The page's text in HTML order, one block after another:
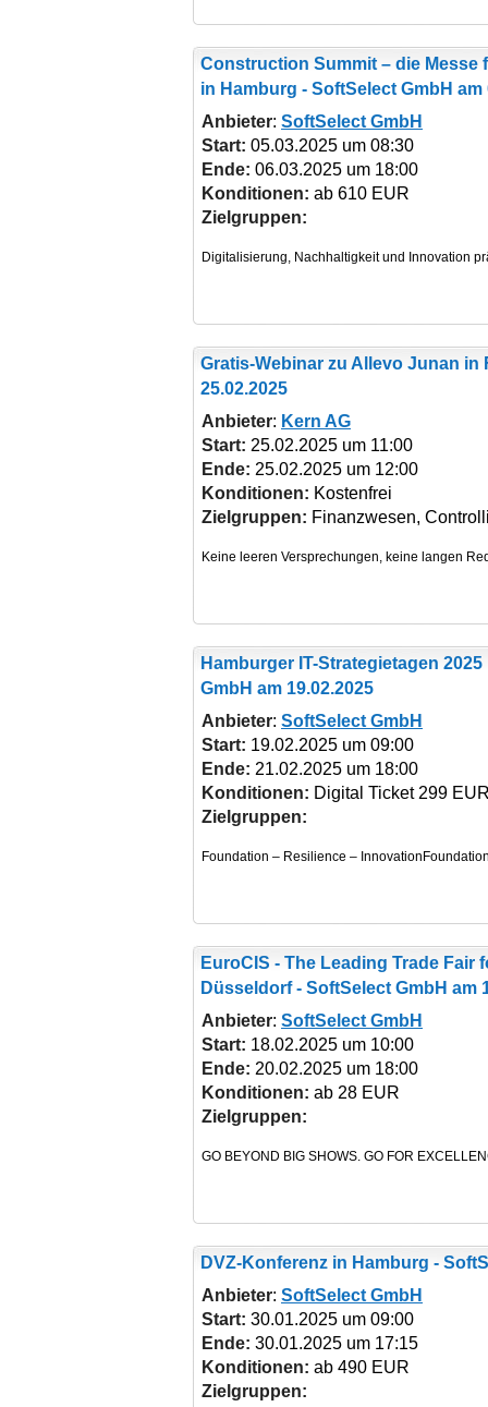
Construction Summit – die
in Hamburg - SoftSelect GmbH am
Anbieter: SoftSelect GmbH
Start: 05.03.2025 um 08:30
Ende: 06.03.2025 um 18:00
Konditionen: ab 610 EUR
Zielgruppen:
Gratis-Webinar zu Allevo Junan in
25.02.2025
Anbieter: Kern AG
Start: 25.02.2025 um 11:00
Ende: 25.02.2025 um 12:00
Konditionen: Kostenfrei
Zielgruppen: Finanzwesen,
Hamburger IT-Strategietagen 2025
GmbH am 19.02.2025
Anbieter: SoftSelect GmbH
Start: 19.02.2025 um 09:00
Ende: 21.02.2025 um 18:00
Konditionen: Digital Ticket 299
Zielgruppen:
Foundation – Resilience –
EuroCIS - The Leading Trade Fair
Düsseldorf - SoftSelect GmbH am
Anbieter: SoftSelect GmbH
Start: 18.02.2025 um 10:00
Ende: 20.02.2025 um 18:00
Konditionen: ab 28 EUR
Zielgruppen:
DVZ-Konferenz in Hamburg -
Anbieter: SoftSelect GmbH
Start: 30.01.2025 um 09:00
Ende: 30.01.2025 um 17:15
Konditionen: ab 490 EUR
Zielgruppen: